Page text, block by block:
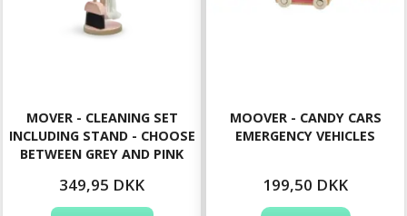
MOVER - CLEANING SET
INCLUDING STAND - CHOOSE
BETWEEN GREY AND PINK
349,95 DKK
MOOVER - CANDY CARS
EMERGENCY VEHICLES
199,50 DKK